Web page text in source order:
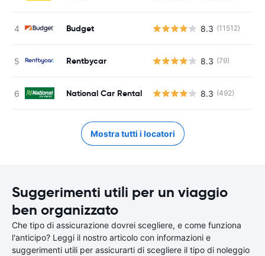
Budget 8.3 (11512)
Rentbycar 8.3 (79)
National Car Rental 8.3 (492)
Mostra tutti i locatori
Suggerimenti utili per un viaggio
ben organizzato
Che tipo di assicurazione dovrei scegliere, e come funziona
l'anticipo? Leggi il nostro articolo con informazioni e
suggerimenti utili per assicurarti di scegliere il tipo di noleggio